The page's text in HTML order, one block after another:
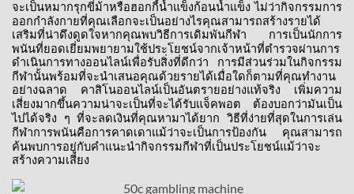
จะเป็นหมากรุกขี่ม้าหรือฮอกกี้น้ำแข็งก้อนน้ำแข็ง ไม่ว่ากิจกรรมการ
ออกกำลังกายที่คุณเลือกจะเป็นอย่างไรคุณสามารถสร้างรายได้
เสริมที่น่าดึงดูดใจหากคุณพบวิธีการเดิมพันกีฬา
การเป็นนักการ
พนันที่ยอดเยี่ยมพยายามใช้ประโยชน์จากเจ้าหน้าที่ตำรวจผ่านการ
ดำเนินการทางออนไลน์เพื่อรับสิ่งที่ดีกว่า
การมีส่วนร่วมในกิจกรรม
กีฬานั้นพร้อมที่จะนำเสนอคุณด้วยรายได้เมื่อใดก็ตามที่คุณทำงาน
อย่างฉลาด
คาสิโนออนไลน์เป็นอันตรายอย่างแท้จริง
เพิ่มความ
เสี่ยงมากขึ้นความน่าจะเป็นที่จะได้รับแจ็คพอต
ต้องบอกว่ามันเป็น
ไปได้จริง
ๆ ที่จะลดเงินที่คุณหามาได้ยาก
วิธีที่ง่ายที่สุดในการเล่น
กีฬาการพนันคือการคาดเดาแม้ว่าจะเป็นการป้องกัน
คุณสามารถ
ค้นพบการอยู่กับคำแนะนำกิจกรรมกีฬาที่เป็นประโยชน์แม้ว่าจะ
สร้างความเสี่ยง